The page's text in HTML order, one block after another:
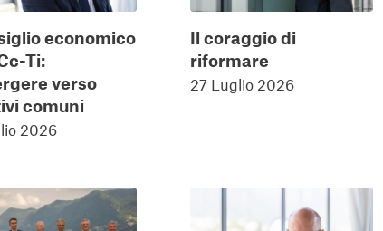
economico
Ti:
verso
comuni
2026
Il coraggio di
riformare
27 Luglio 2026